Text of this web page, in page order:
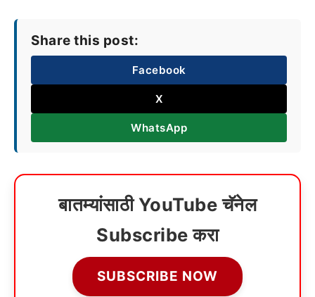
Share this post:
Facebook
X
WhatsApp
बातम्यांसाठी YouTube चॅनेल
Subscribe करा
SUBSCRIBE NOW